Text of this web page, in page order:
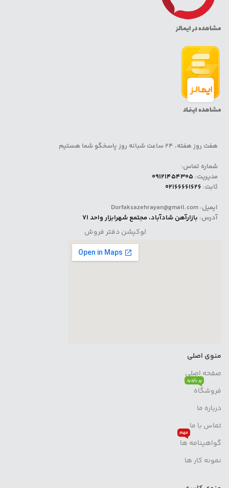
مشاهده در ایمالز
مشاهده اینماد
هفت روز هفته، 24 ساعت شبانه روز پاسخگو شما هستیم
شماره تماس:
مدیریت: 09121454305
ثابت: 02166661626
ایمیل: Dorfaksazehrayan@gmail.com
آدرس: بازارآهن شادآباد، مجتمع شهرابزار واحد 71
لوکیشن دفتر فروش
منوی اصلی
صفحه اصلی
فروشگاه
پر بازدید
درباره ما
تماس با ما
گواهینامه ها
مهم
نمونه کار ها